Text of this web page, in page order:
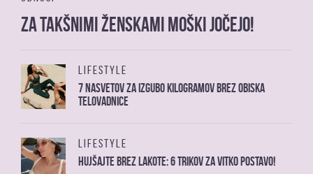
Za takšnimi ženskami moški jočejo!
LIFESTYLE
7 nasvetov za izgubo kilogramov brez obiska
telovadnice
LIFESTYLE
Hujšajte brez lakote: 6 trikov za vitko postavo!